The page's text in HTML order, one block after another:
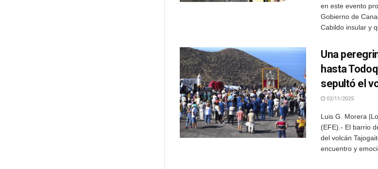
en este evento
Gobierno de
Cabildo insular y
Una
hasta
sepultó el
02/11/2025
Luis G. Morera
(EFE).- El barrio
del volcán
encuentro y